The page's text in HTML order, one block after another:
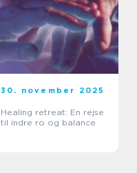
30. november 2025
Healing retreat: En rejse
til indre ro og balance